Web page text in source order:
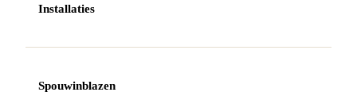
Installaties
Spouwinblazen